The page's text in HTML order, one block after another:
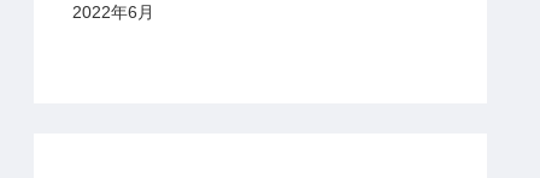
2022年6月